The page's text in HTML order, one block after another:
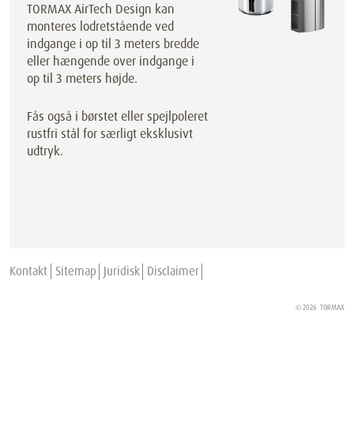
TORMAX AirTech Design kan
monteres lodretstående ved
indgange i op til 3 meters bredde
eller hængende over indgange i
op til 3 meters højde.
Fås også i børstet eller spejlpoleret
rustfri stål for særligt eksklusivt
udtryk.
Kontakt Sitemap Juridisk Disclaimer
© 2026 TORMAX